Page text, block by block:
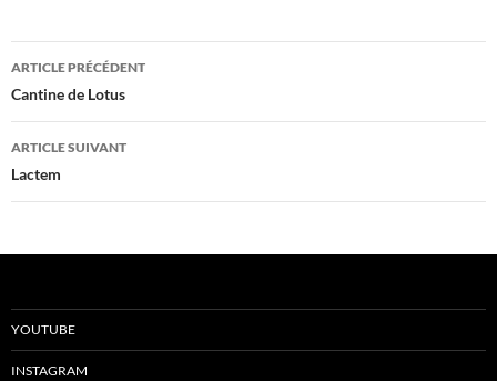
Navigation
des
articles
ARTICLE PRÉCÉDENT
Cantine de Lotus
ARTICLE SUIVANT
Lactem
YOUTUBE
INSTAGRAM